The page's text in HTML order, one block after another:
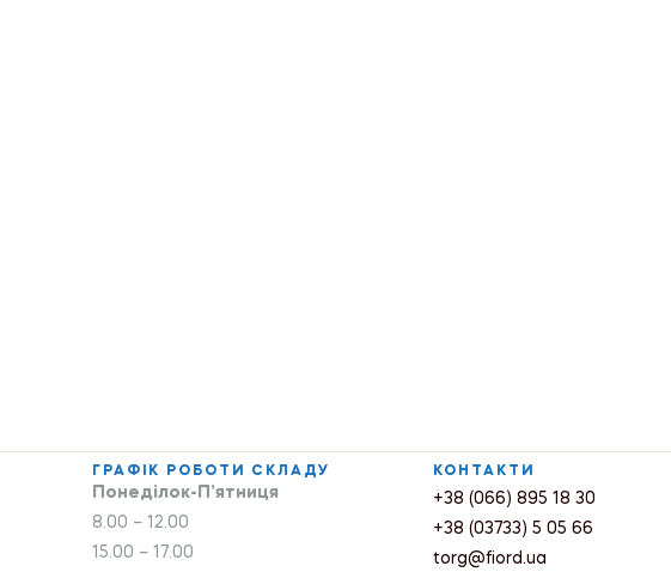
ГРАФІК РОБОТИ СКЛАДУ
Понеділок-П’ятниця
8.00 – 12.00
15.00 – 17.00
КОНТАКТИ
+38 (066) 895 18 30
+38 (03733) 5 05 66
torg@fiord.ua